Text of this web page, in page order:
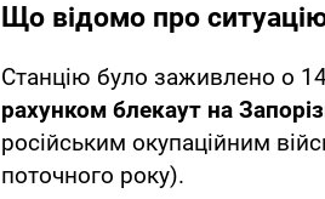
Що відомо про
Станцію було заживлено о
рахунком блекаут на
російським окупаційним
поточного року).